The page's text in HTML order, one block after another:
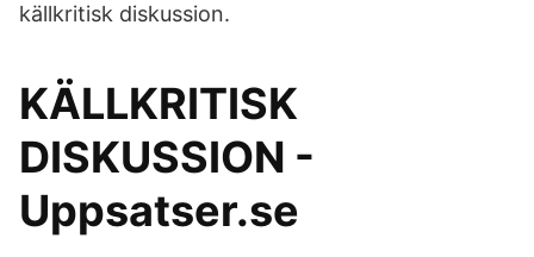
källkritisk diskussion.
KÄLLKRITISK
DISKUSSION -
Uppsatser.se